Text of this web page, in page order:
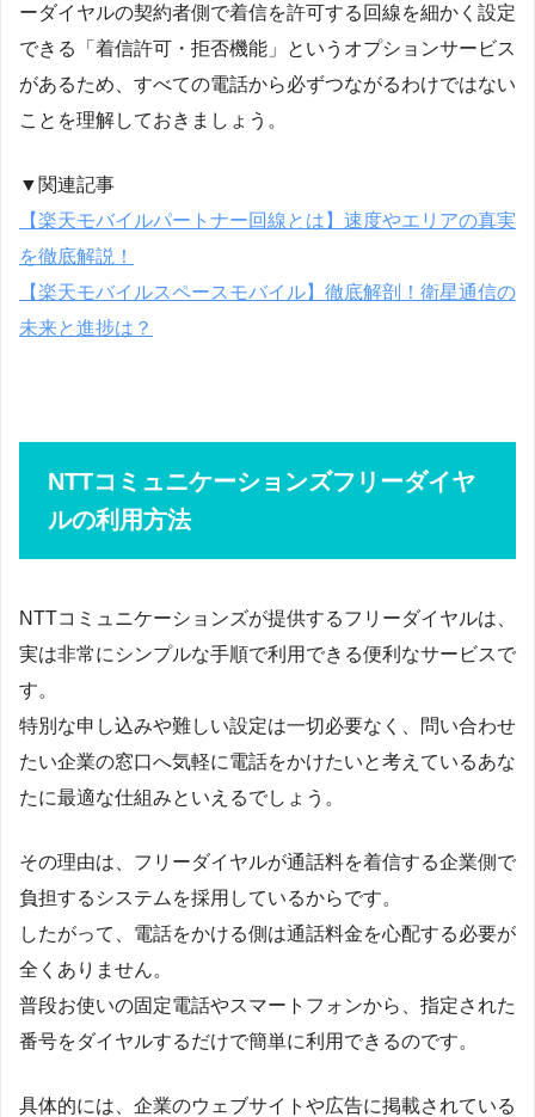
ーダイヤルの契約者側で着信を許可する回線を細かく設定
できる「着信許可・拒否機能」というオプションサービス
があるため、すべての電話から必ずつながるわけではない
ことを理解しておきましょう。
▼関連記事
【楽天モバイルパートナー回線とは】速度やエリアの真実
を徹底解説！
【楽天モバイルスペースモバイル】徹底解剖！衛星通信の
未来と進捗は？
NTTコミュニケーションズフリーダイヤ
ルの利用方法
NTTコミュニケーションズが提供するフリーダイヤルは、
実は非常にシンプルな手順で利用できる便利なサービスで
す。
特別な申し込みや難しい設定は一切必要なく、問い合わせ
たい企業の窓口へ気軽に電話をかけたいと考えているあな
たに最適な仕組みといえるでしょう。
その理由は、フリーダイヤルが通話料を着信する企業側で
負担するシステムを採用しているからです。
したがって、電話をかける側は通話料金を心配する必要が
全くありません。
普段お使いの固定電話やスマートフォンから、指定された
番号をダイヤルするだけで簡単に利用できるのです。
具体的には、企業のウェブサイトや広告に掲載されている